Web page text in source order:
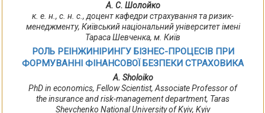
А. С. Шолойко
к. е. н., с. н. с., доцент кафедри страхування та ризик-
менеджменту, Київський національний університет імені
Тараса Шевченка, м. Київ
РОЛЬ РЕІНЖИНІРИНГУ БІЗНЕС-ПРОЦЕСІВ ПРИ
ФОРМУВАННІ ФІНАНСОВОЇ БЕЗПЕКИ СТРАХОВИКА
A. Sholoiko
PhD in economics, Fellow Scientist, Associate Professor of
the insurance and risk-management department, Taras
Shevchenko National University of Kyiv, Kyiv